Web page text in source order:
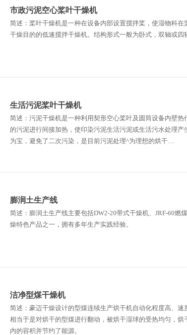
市政污泥空心桨叶干燥机
简述：桨叶干燥机是一种在设备内部设置搅拌桨，使湿物科
干燥目的的低速搅拌干燥机。结构形式一般为卧式，双轴或四
生活污泥桨叶干燥机
简述：污泥干燥机是一种利用契形空心桨叶及圆筒设备内壁
的污泥进行间接加热，使印染污泥生活污泥或生活污水处理
为宝，避免了二次污染，是目前污泥处理^为理想的烘干…
膨润土生产线
简述：膨润土生产线主要包括DW2-20带式干燥机、JRF-60
燥特色产品之一，拥有多年生产实践经验。
洁净型煤干燥机
简述：豪迈干燥设计的型煤连续生产烘干机自动化程度高、
相当于是对烘干的型煤进行翻动，被烘干湿球的受热均匀，
内的容积并节约了能源。